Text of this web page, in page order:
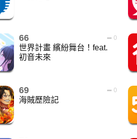
66 0
世界計畫 繽紛舞台！feat.
初音未來
69 0
海賊歷險記